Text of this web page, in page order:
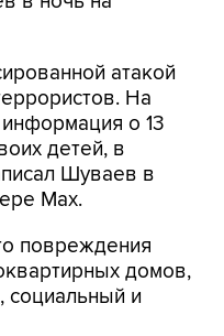
атакой
На
о 13
детей, в
Шуваев в
Max.
повреждения
домов,
социальный и